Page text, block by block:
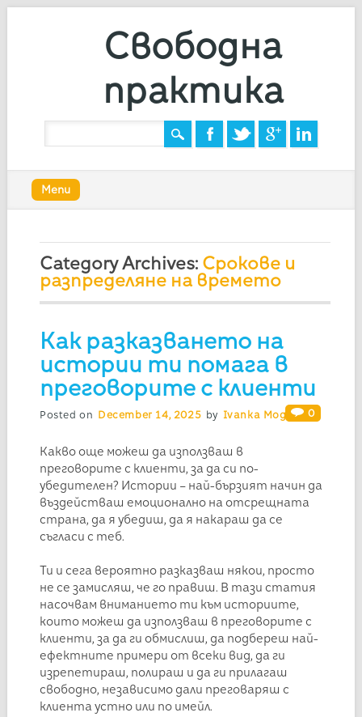
Свободна
практика
Main menu
content
Menu
Category Archives: Срокове и
разпределяне на времето
Как разказването на
истории ти помага в
преговорите с клиенти
Posted on December 14, 2025 by Ivanka Mogilska0
Какво още можеш да използваш в
преговорите с клиенти, за да си по-
убедителен? Истории – най-бързият начин да
въздействаш емоционално на отсрещната
страна, да я убедиш, да я накараш да се
съгласи с теб.
Ти и сега вероятно разказваш някои, просто
не се замисляш, че го правиш. В тази статия
насочвам вниманието ти към историите,
които можеш да използваш в преговорите с
клиенти, за да ги обмислиш, да подбереш най-
ефектните примери от всеки вид, да ги
изрепетираш, полираш и да ги прилагаш
свободно, независимо дали преговаряш с
клиента устно или по имейл.